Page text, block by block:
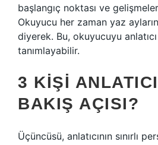
başlangıç ​​noktası ve
Okuyucu her zaman yaz
diyerek. Bu, okuyucuyu
tanımlayabilir.
3 KIŞI
BAKIŞ AÇISI?
Üçüncüsü, anlatıcının sınırlı